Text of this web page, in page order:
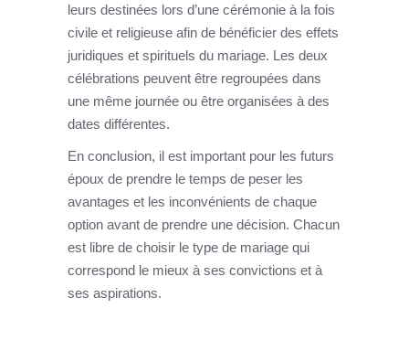
leurs destinées lors d’une cérémonie à la fois
civile et religieuse afin de bénéficier des effets
juridiques et spirituels du mariage. Les deux
célébrations peuvent être regroupées dans
une même journée ou être organisées à des
dates différentes.
En conclusion, il est important pour les futurs
époux de prendre le temps de peser les
avantages et les inconvénients de chaque
option avant de prendre une décision. Chacun
est libre de choisir le type de mariage qui
correspond le mieux à ses convictions et à
ses aspirations.